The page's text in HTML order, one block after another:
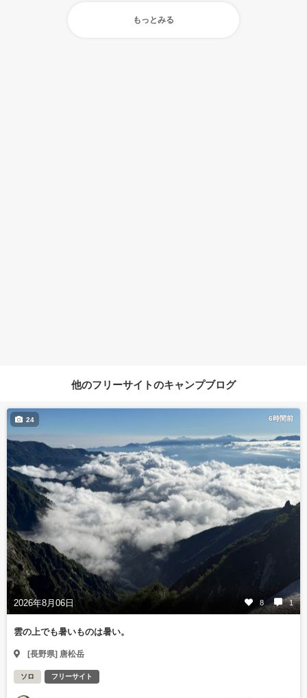
もっとみる
他のフリーサイトのキャンプブログ
6時間前
2026年8月06日 8 1
24
雲の上でも暑いものは暑い。
[長野県] 唐松岳
ソロ フリーサイト